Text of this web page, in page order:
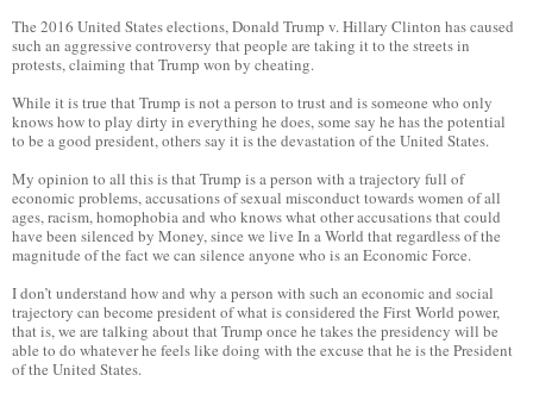
The 2016 United States elections, Donald Trump v. Hillary Clinton has caused
such an aggressive controversy that people are taking it to the streets in
protests, claiming that Trump won by cheating.
While it is true that Trump is not a person to trust and is someone who only
knows how to play dirty in everything he does, some say he has the potential
to be a good president, others say it is the devastation of the United States.
My opinion to all this is that Trump is a person with a trajectory full of
economic problems, accusations of sexual misconduct towards women of all
ages, racism, homophobia and who knows what other accusations that could
have been silenced by Money, since we live In a World that regardless of the
magnitude of the fact we can silence anyone who is an Economic Force.
I don’t understand how and why a person with such an economic and social
trajectory can become president of what is considered the First World power,
that is, we are talking about that Trump once he takes the presidency will be
able to do whatever he feels like doing with the excuse that he is the President
of the United States.